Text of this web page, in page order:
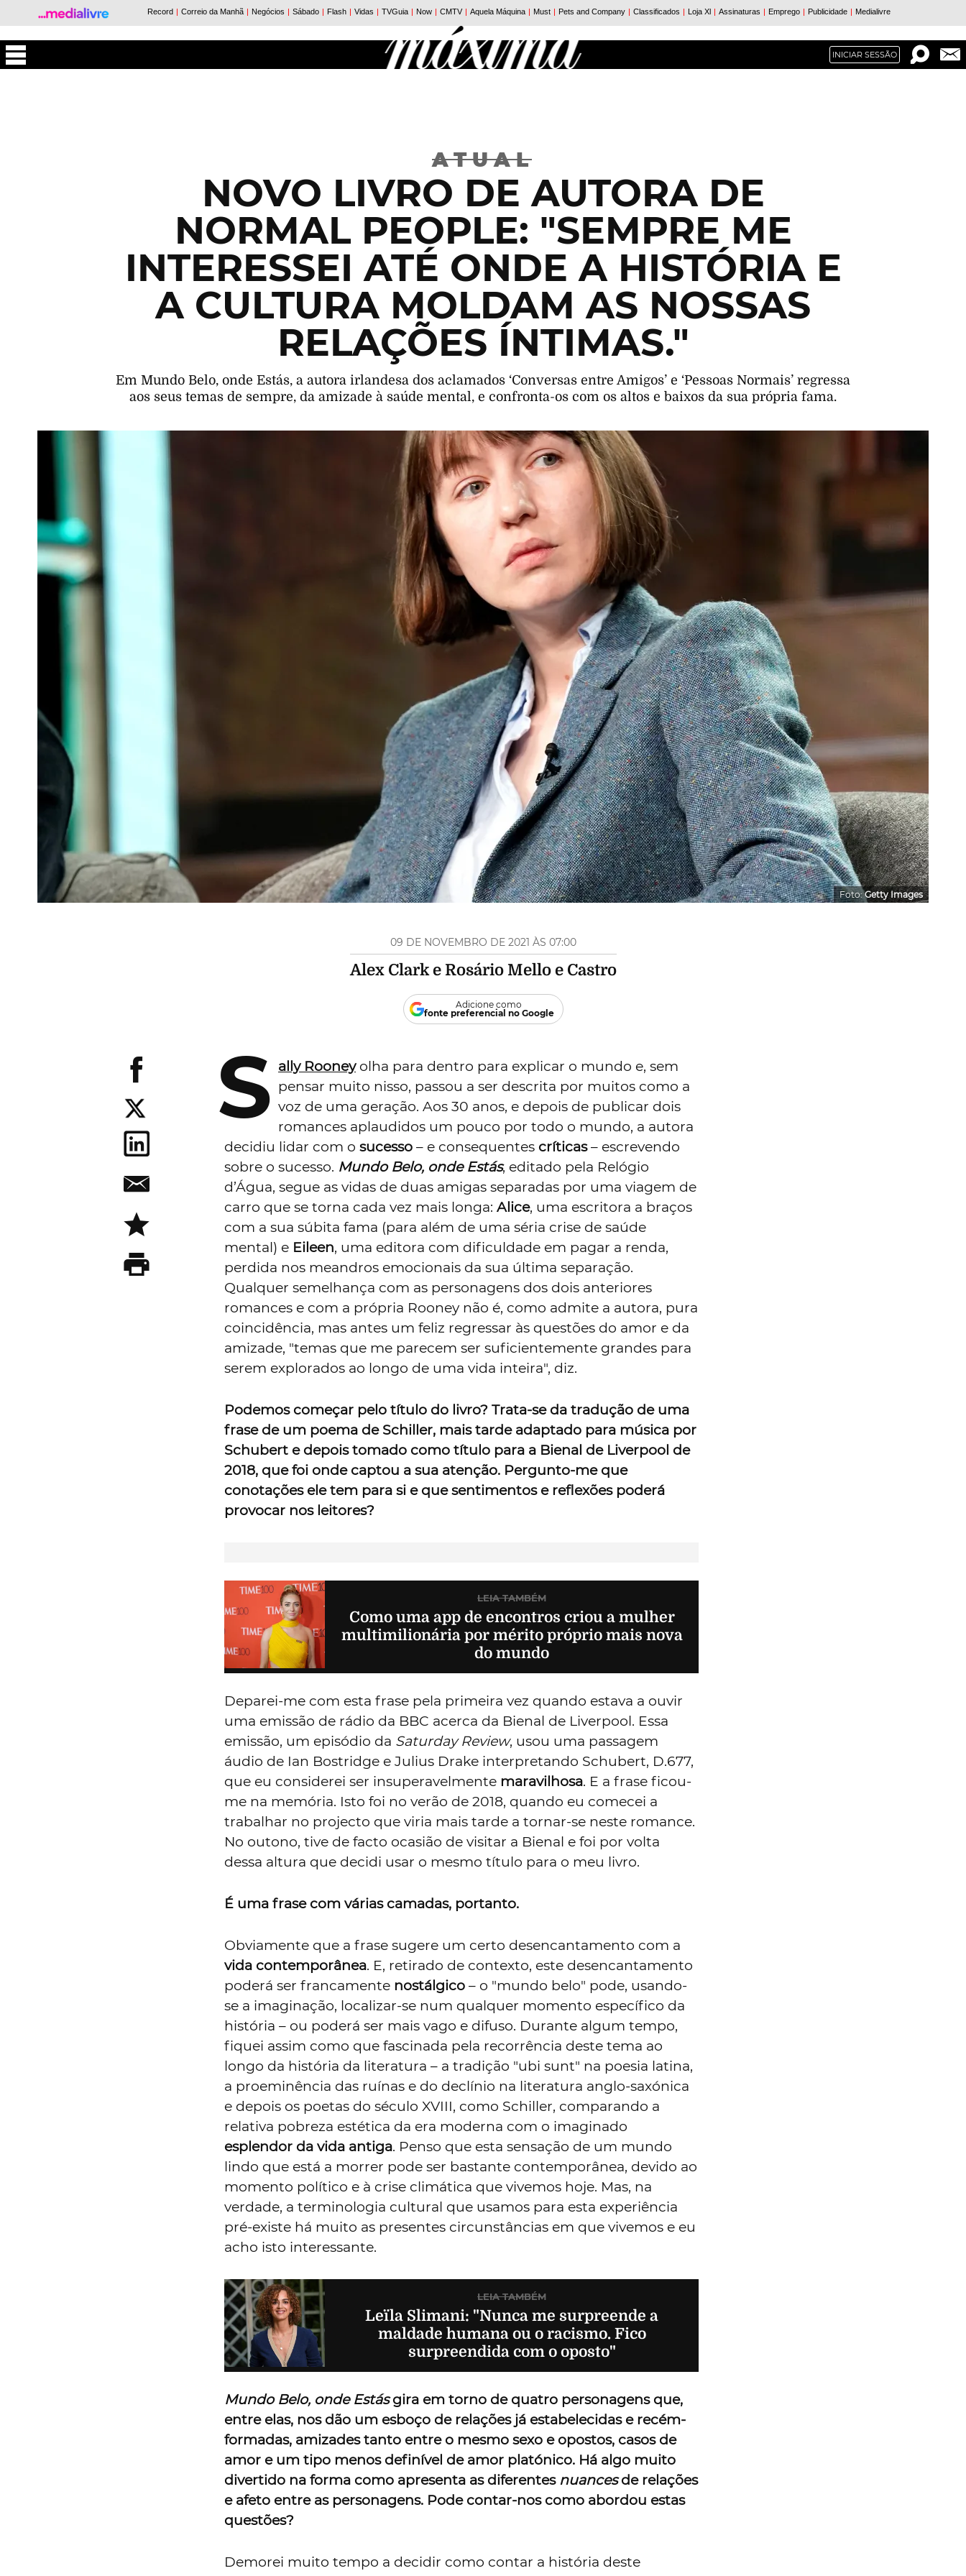
INICIAR SESSÃO
ATUAL
NOVO LIVRO DE AUTORA DE
NORMAL PEOPLE: "SEMPRE ME
INTERESSEI ATÉ ONDE A HISTÓRIA E
A CULTURA MOLDAM AS NOSSAS
RELAÇÕES ÍNTIMAS."
Em Mundo Belo, onde Estás, a autora irlandesa dos aclamados ‘Conversas entre Amigos’ e ‘Pessoas Normais’ regressa
aos seus temas de sempre, da amizade à saúde mental, e confronta-os com os altos e baixos da sua própria fama.
Foto:Getty Images
09 DE NOVEMBRO DE 2021 ÀS 07:00
Alex Clarke Rosário Mello e Castro
Adicione como
fonte preferencial no Google
S ally Rooneyolha para dentro para explicar o mundo e, sem
pensar muito nisso, passou a ser descrita por muitos como a
voz de uma geração. Aos 30 anos, e depois de publicar dois
romances aplaudidos um pouco por todo o mundo, a autora
decidiu lidar com o sucesso – e consequentes críticas– escrevendo
sobre o sucesso. Mundo Belo, onde Estás, editado pela Relógio
d’Água, segue as vidas de duas amigas separadas por uma viagem de
carro que se torna cada vez mais longa: Alice, uma escritora a braços
com a sua súbita fama (para além de uma séria crise de saúde
mental) e Eileen, uma editora com dificuldade em pagar a renda,
perdida nos meandros emocionais da sua última separação.
Qualquer semelhança com as personagens dos dois anteriores
romances e com a própria Rooney não é, como admite a autora, pura
coincidência, mas antes um feliz regressar às questões do amor e da
amizade, "temas que me parecem ser suficientemente grandes para
serem explorados ao longo de uma vida inteira", diz.
Podemos começar pelo título do livro? Trata-se da tradução de uma
frase de um poema de Schiller, mais tarde adaptado para música por
Schubert e depois tomado como título para a Bienal de Liverpool de
2018, que foi onde captou a sua atenção. Pergunto-me que
conotações ele tem para si e que sentimentos e reflexões poderá
provocar nos leitores?
LEIA TAMBÉM
Como uma app de encontros criou a mulher
multimilionária por mérito próprio mais nova
do mundo
Deparei-me com esta frase pela primeira vez quando estava a ouvir
uma emissão de rádio da BBC acerca da Bienal de Liverpool. Essa
emissão, um episódio da Saturday Review, usou uma passagem
áudio de Ian Bostridge e Julius Drake interpretando Schubert, D.677,
que eu considerei ser insuperavelmente maravilhosa. E a frase ficou-
me na memória. Isto foi no verão de 2018, quando eu comecei a
trabalhar no projecto que viria mais tarde a tornar-se neste romance.
No outono, tive de facto ocasião de visitar a Bienal e foi por volta
dessa altura que decidi usar o mesmo título para o meu livro.
É uma frase com várias camadas, portanto.
Obviamente que a frase sugere um certo desencantamento com a
vida contemporânea. E, retirado de contexto, este desencantamento
poderá ser francamente nostálgico – o "mundo belo" pode, usando-
se a imaginação, localizar-se num qualquer momento específico da
história – ou poderá ser mais vago e difuso. Durante algum tempo,
fiquei assim como que fascinada pela recorrência deste tema ao
longo da história da literatura – a tradição "ubi sunt" na poesia latina,
a proeminência das ruínas e do declínio na literatura anglo-saxónica
e depois os poetas do século XVIII, como Schiller, comparando a
relativa pobreza estética da era moderna com o imaginado
esplendor da vida antiga. Penso que esta sensação de um mundo
lindo que está a morrer pode ser bastante contemporânea, devido ao
momento político e à crise climática que vivemos hoje. Mas, na
verdade, a terminologia cultural que usamos para esta experiência
pré-existe há muito as presentes circunstâncias em que vivemos e eu
acho isto interessante.
LEIA TAMBÉM
Leïla Slimani: "Nunca me surpreende a
maldade humana ou o racismo. Fico
surpreendida com o oposto"
Mundo Belo, onde Estásgira em torno de quatro personagens que,
entre elas, nos dão um esboço de relações já estabelecidas e recém-
formadas, amizades tanto entre o mesmo sexo e opostos, casos de
amor e um tipo menos definível de amor platónico. Há algo muito
divertido na forma como apresenta as diferentes nuancesde relações
e afeto entre as personagens. Pode contar-nos como abordou estas
questões?
Demorei muito tempo a decidir como contar a história deste